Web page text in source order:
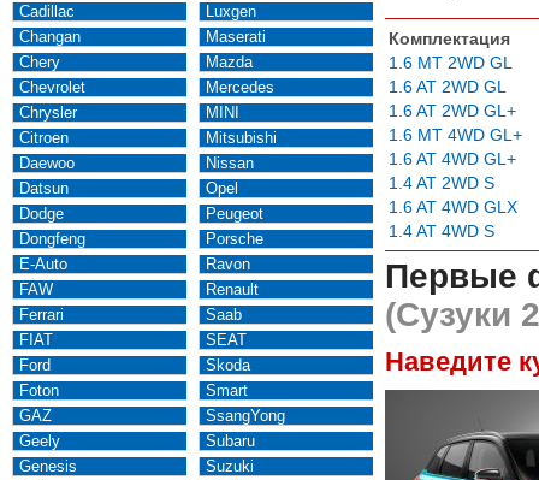
Cadillac
Changan
Chery
Chevrolet
Chrysler
Citroen
Daewoo
Datsun
Dodge
Dongfeng
E-Auto
FAW
Ferrari
FIAT
Ford
Foton
GAZ
Geely
Genesis
Luxgen
Maserati
Mazda
Mercedes
MINI
Mitsubishi
Nissan
Opel
Peugeot
Porsche
Ravon
Renault
Saab
SEAT
Skoda
Smart
SsangYong
Subaru
Suzuki
Комплектация
1.6 MT 2WD GL
1.6 AT 2WD GL
1.6 AT 2WD GL+
1.6 MT 4WD GL+
1.6 AT 4WD GL+
1.4 AT 2WD S
1.6 AT 4WD GLX
1.4 AT 4WD S
Первые
(Сузуки
Наведите